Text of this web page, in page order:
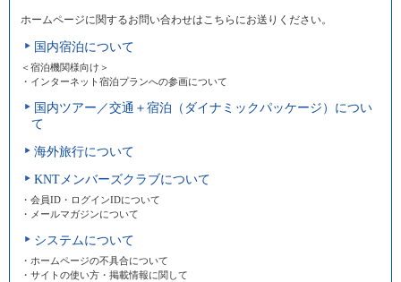
ホームページに関するお問い合わせはこちらにお送りください。
国内宿泊について
＜宿泊機関様向け＞
・インターネット宿泊プランへの参画について
国内ツアー／交通＋宿泊（ダイナミックパッケージ）につい
て
海外旅行について
KNTメンバーズクラブについて
・会員ID・ログインIDについて
・メールマガジンについて
システムについて
・ホームページの不具合について
・サイトの使い方・掲載情報に関して